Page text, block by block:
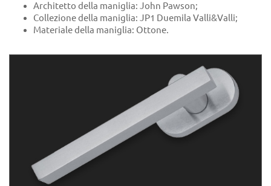
Architetto della maniglia: John Pawson;
Collezione della maniglia: JP1 Duemila Valli&Valli;
Materiale della maniglia: Ottone.